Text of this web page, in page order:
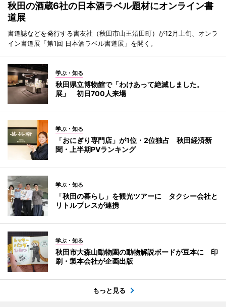
秋田の酒蔵6社の日本酒ラベル題材にオンライン書
道展
書道誌などを発行する書友社（秋田市山王沼田町）が12月上旬、オンラ
イン書道展「第1回 日本酒ラベル書道展」を開く。
学ぶ・知る
秋田県立博物館で「わけあって絶滅しました。
展」 初日700人来場
学ぶ・知る
「おにぎり専門店」が1位・2位独占 秋田経済新
聞・上半期PVランキング
学ぶ・知る
「秋田の暮らし」を観光ツアーに タクシー会社と
リトルプレスが連携
学ぶ・知る
秋田市大森山動物園の動物解説ボードが豆本に 印
刷・製本会社が企画出版
もっと見る